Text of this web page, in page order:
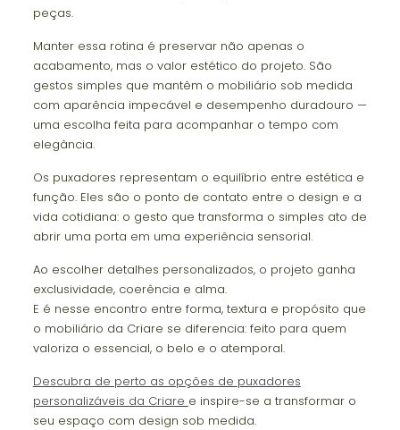
peças.
Manter essa rotina é preservar não apenas o
acabamento, mas o valor estético do projeto. São
gestos simples que mantêm o mobiliário sob medida
com aparência impecável e desempenho duradouro —
uma escolha feita para acompanhar o tempo com
elegância.
Os puxadores representam o equilíbrio entre estética e
função. Eles são o ponto de contato entre o design e a
vida cotidiana: o gesto que transforma o simples ato de
abrir uma porta em uma experiência sensorial.
Ao escolher detalhes personalizados, o projeto ganha
exclusividade, coerência e alma.
E é nesse encontro entre forma, textura e propósito que
o mobiliário da Criare se diferencia: feito para quem
valoriza o essencial, o belo e o atemporal.
Descubra de perto as opções de puxadores
personalizáveis da Criare e inspire-se a transformar o
seu espaço com design sob medida.